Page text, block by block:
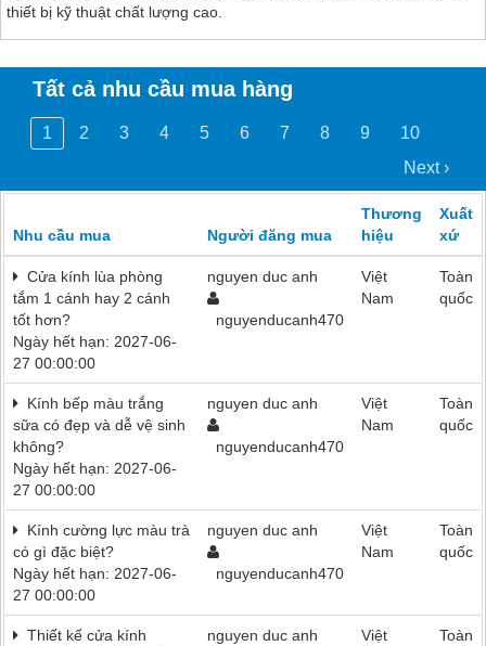
thiết bị kỹ thuật chất lượng cao.
Tất cả nhu cầu mua hàng
1 2 3 4 5 6 7 8 9
10
Next ›
Nhu cầu mua Người đăng mua
Thương
hiệu
Xuất
xứ
Cửa kính lùa phòng
tắm 1 cánh hay 2 cánh
tốt hơn?
Ngày hết hạn: 2027-06-
27 00:00:00
nguyen duc anh
nguyenducanh470
Việt
Nam
Toàn
quốc
Kính bếp màu trắng
sữa có đẹp và dễ vệ sinh
không?
Ngày hết hạn: 2027-06-
27 00:00:00
nguyen duc anh
nguyenducanh470
Việt
Nam
Toàn
quốc
Kính cường lực màu trà
có gì đặc biệt?
Ngày hết hạn: 2027-06-
27 00:00:00
nguyen duc anh
nguyenducanh470
Việt
Nam
Toàn
quốc
Thiết kế cửa kính
nguyen duc anh
Việt
Toàn